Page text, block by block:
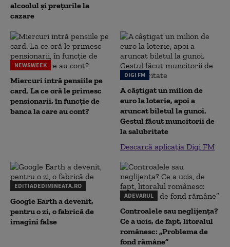
alcoolul și prețurile la
cazare
NEWSWEEK
Miercuri intră pensiile pe
card. La ce oră le primesc
pensionarii, în funcție de
banca la care au cont?
DIGI FM
A câștigat un milion de
euro la loterie, apoi a
aruncat biletul la gunoi.
Gestul făcut muncitorii de
la salubritate
Descarcă aplicația Digi FM
EDITIADEDIMINEATA.RO
Google Earth a devenit,
pentru o zi, o fabrică de
imagini false
ADEVARUL
Controalele sau neglijența?
Ce a ucis, de fapt, litoralul
românesc: „Problema de
fond rămâne”